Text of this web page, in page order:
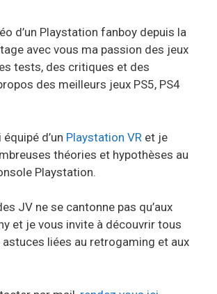
d’un Playstation fanboy depuis la
avec vous ma passion des jeux
tests, des critiques et des
des meilleurs jeux PS5, PS4
d’un Playstation VR et je
théories et hypothèses au
Playstation.
JV ne se cantonne pas qu’aux
et je vous invite à découvrir tous
liées au retrogaming et aux